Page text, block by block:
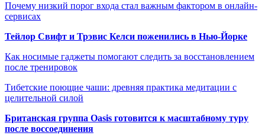
Почему низкий порог входа стал важным фактором в онлайн-
сервисах
Тейлор Свифт и Трэвис Келси поженились в Нью-Йорке
Как носимые гаджеты помогают следить за восстановлением
после тренировок
Тибетские поющие чаши: древняя практика медитации с
целительной силой
Британская группа Oasis готовится к масштабному туру
после воссоединения